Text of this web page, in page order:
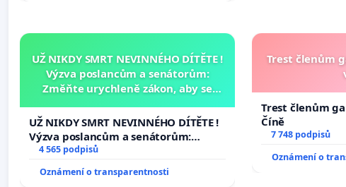
UŽ NIKDY SMRT NEVINNÉHO DÍTĚTE !
Výzva poslancům a senátorům:
Změňte urychleně zákon, aby se
opakovat!
UŽ NIKDY SMRT NEVINNÉHO DÍTĚTE !
Výzva poslancům a senátorům:
Změňte urychleně zákon, aby se
tragédie malé Viktorky už nemohla
opakovat!
4 565 podpisů
Oznámení o transparentnosti
Trest členům
Trest členům
Číně
7 748 podpisů
Oznámení o